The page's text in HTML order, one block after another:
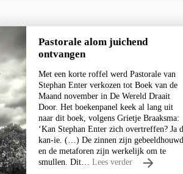
Pastorale alom juichend
ontvangen
Met een korte roffel werd Pastorale van
Stephan Enter verkozen tot Boek van de
Maand november in De Wereld Draait
Door. Het boekenpanel keek al lang uit
naar dit boek, volgens Grietje Braaksma:
‘Kan Stephan Enter zich overtreffen? Ja
kan-ie. (…) De zinnen zijn gebeeldhouwd
en de metaforen zijn werkelijk om te
smullen. Dit… Lees verder